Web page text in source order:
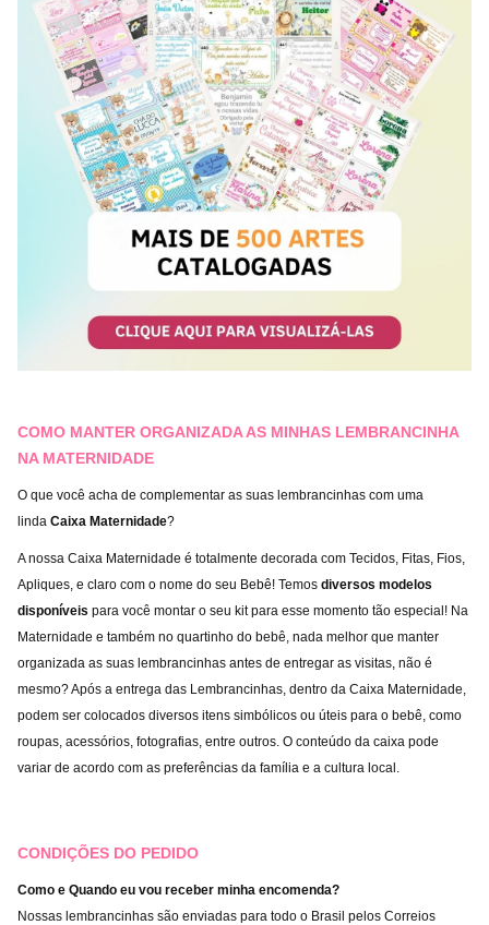
COMO MANTER ORGANIZADA AS MINHAS LEMBRANCINHA
NA MATERNIDADE
O que você acha de complementar as suas lembrancinhas com uma
linda Caixa Maternidade?
A nossa Caixa Maternidade é totalmente decorada com Tecidos, Fitas, Fios,
Apliques, e claro com o nome do seu Bebê! Temos diversos modelos
disponíveis para você montar o seu kit para esse momento tão especial! Na
Maternidade e também no quartinho do bebê, nada melhor que manter
organizada as suas lembrancinhas antes de entregar as visitas, não é
mesmo? Após a entrega das Lembrancinhas, dentro da Caixa Maternidade,
podem ser colocados diversos itens simbólicos ou úteis para o bebê, como
roupas, acessórios, fotografias, entre outros. O conteúdo da caixa pode
variar de acordo com as preferências da família e a cultura local.
CONDIÇÕES DO PEDIDO
Como e Quando eu vou receber minha encomenda?
Nossas lembrancinhas são enviadas para todo o Brasil pelos Correios